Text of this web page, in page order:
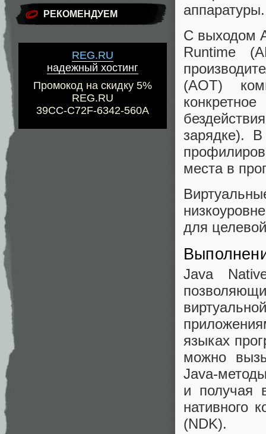
РЕКОМЕНДУЕМ
REG.RU
надежный хостинг
Промокод на скидку 5%
REG.RU
39CC-C72F-6342-560A
аппаратуры.
С выходом
Runtime
(AOT)
зарядке). В
места в
для
Java
языках
можно
Java-
и получая
нативного
(NDK).